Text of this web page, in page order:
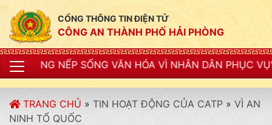
CỔNG THÔNG TIN ĐIỆN TỬ
CÔNG AN THÀNH PHỐ HẢI PHÒNG
VĂN HÓA VÌ NHÂN DÂN PHỤC VỤ"
TRANG CHỦ » TIN HOẠT ĐỘNG CỦA CATP » VÌ AN
NINH TỔ QUỐC